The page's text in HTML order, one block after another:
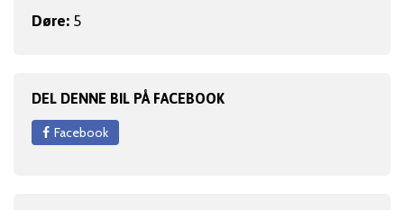
Døre: 5
DEL DENNE BIL PÅ FACEBOOK
Facebook